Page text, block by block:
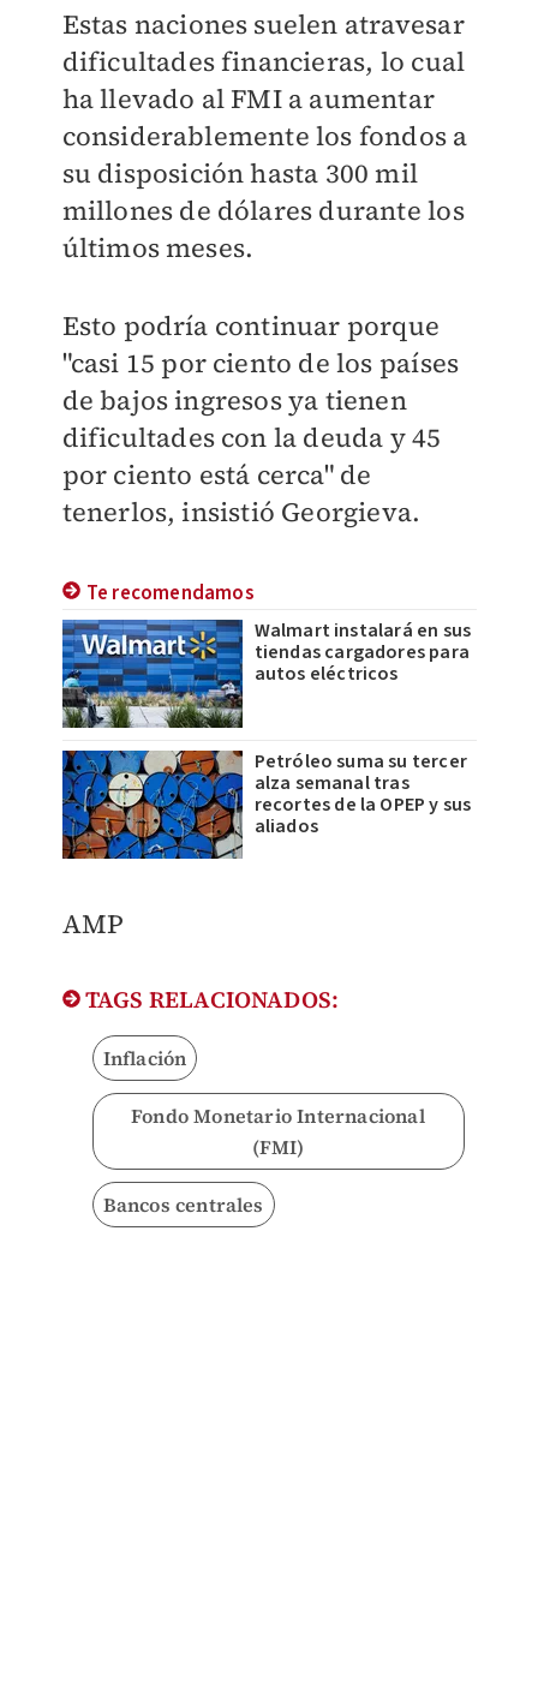
Estas naciones suelen atravesar
dificultades financieras, lo cual
ha llevado al FMI a aumentar
considerablemente los fondos a
su disposición hasta 300 mil
millones de dólares durante los
últimos meses.
Esto podría continuar porque
"casi 15 por ciento de los países
de bajos ingresos ya tienen
dificultades con la deuda y 45
por ciento está cerca" de
tenerlos, insistió Georgieva.
Te recomendamos
Walmart instalará en sus
tiendas cargadores para
autos eléctricos
Petróleo suma su tercer
alza semanal tras
recortes de la OPEP y sus
aliados
AMP
TAGS RELACIONADOS:
Inflación
Fondo Monetario Internacional
(FMI)
Bancos centrales